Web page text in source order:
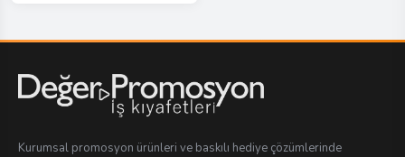
Kurumsal promosyon ürünleri ve baskılı hediye çözümlerinde